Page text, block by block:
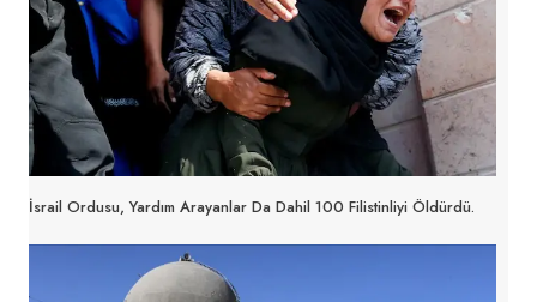
İsrail Ordusu, Yardım Arayanlar Da Dahil 100 Filistinliyi Öldürdü.